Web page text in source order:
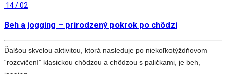
14 / 02
Beh a jogging – prirodzený pokrok po chôdzi
Ďalšou skvelou aktivitou, ktorá nasleduje po niekoľkotýždňovom
“rozcvičení” klasickou chôdzou a chôdzou s paličkami, je beh,